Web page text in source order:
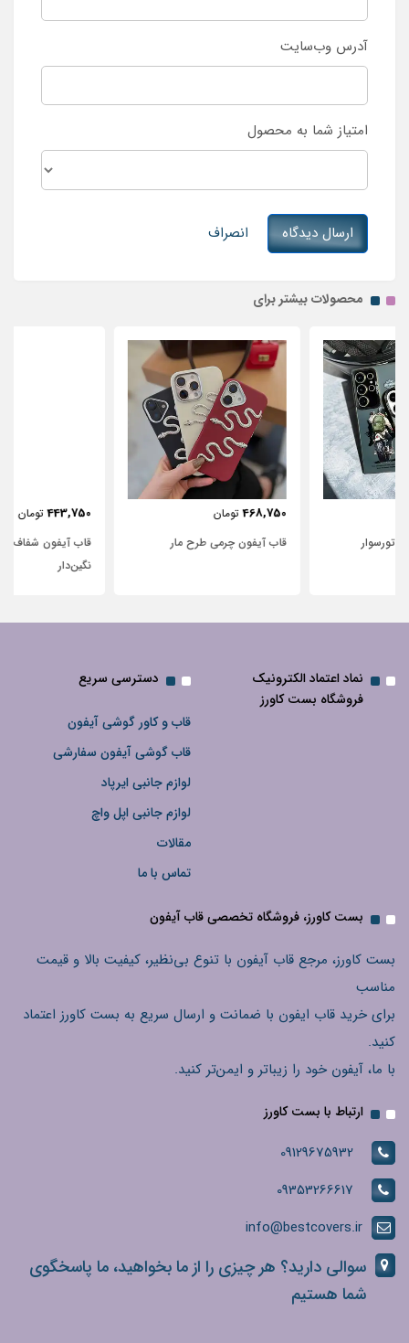
آدرس وب‌سایت
امتیاز شما به محصول
ارسال دیدگاه انصراف
محصولات بیشتر برای
قاب آیفون چرمی طرح مار
قاب آیفون شفاف با پاپیون سفید و
نماد اعتماد الکترونیک
فروشگاه بست کاورز
دسترسی سریع
قاب و کاور گوشی آیفون
قاب گوشی آیفون سفارشی
لوازم جانبی ایرپاد
لوازم جانبی اپل واچ
مقالات
تماس با ما
بست کاورز، فروشگاه تخصصی قاب آیفون
بست کاورز، مرجع قاب آیفون با تنوع بی‌نظیر، کیفیت بالا و قیمت
مناسب
برای خرید قاب ایفون با ضمانت و ارسال سریع به بست کاورز اعتماد
کنید.
با ما، آیفون خود را زیباتر و ایمن‌تر کنید.
ارتباط با بست کاورز
09129675932
09353266617
info@bestcovers.ir
سوالی دارید؟ هر چیزی را از ما بخواهید، ما پاسخگوی
شما هستیم